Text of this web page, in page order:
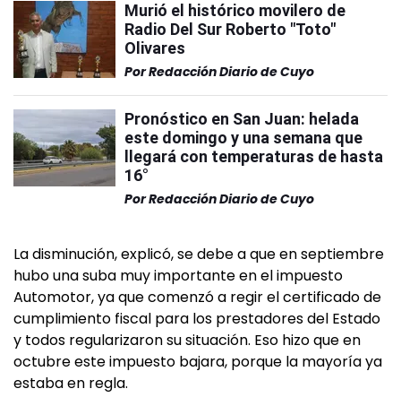
Murió el histórico movilero de
Radio Del Sur Roberto "Toto"
Olivares
PorRedacción Diario de Cuyo
Pronóstico en San Juan: helada
este domingo y una semana que
llegará con temperaturas de hasta
16°
PorRedacción Diario de Cuyo
La disminución, explicó, se debe a que en septiembre
hubo una suba muy importante en el impuesto
Automotor, ya que comenzó a regir el certificado de
cumplimiento fiscal para los prestadores del Estado
y todos regularizaron su situación. Eso hizo que en
octubre este impuesto bajara, porque la mayoría ya
estaba en regla.